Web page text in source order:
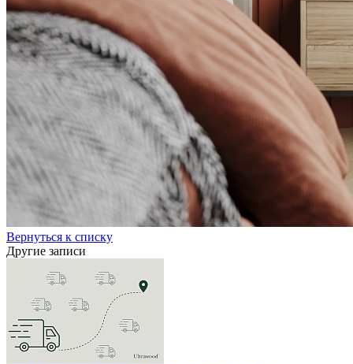
Вернуться к списку
Другие записи